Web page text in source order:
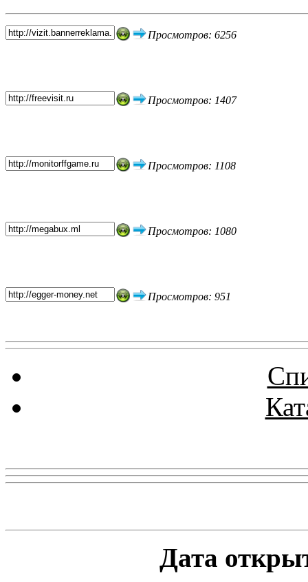
Просмотров: 6256
Просмотров: 1407
Просмотров: 1108
Просмотров: 1080
Просмотров: 951
Дата